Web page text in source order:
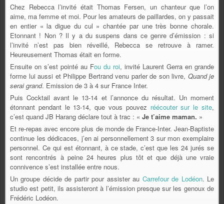
Chez Rebecca l’invité était Thomas Fersen, un chanteur que l’on
aime, ma femme et moi. Pour les amateurs de paillardes, on y passait
en entier « la digue du cul » chantée par une très bonne chorale.
Etonnant ! Non ? Il y a du suspens dans ce genre d’émission : si
l’invité n’est pas bien réveillé, Rebecca se retrouve à ramer.
Heureusement Thomas était en forme.
Ensuite on s’est pointé au Fou du roi, invité Laurent Gerra en grande
forme lui aussi et Philippe Bertrand venu parler de son livre, Quand je
serai grand. Emission de 3 à 4 sur France Inter.
Puis Cocktail avant le 13-14 et l’annonce du résultat. Un moment
étonnant pendant le 13-14, que vous pouvez réécouter sur le site,
c’est quand JB Harang déclare tout à trac : « Je t’aime maman. »
Et re-repas avec encore plus de monde de France-Inter. Jean-Baptiste
continue les dédicaces, j’en ai personnellement 3 sur mon exemplaire
personnel. Ce qui est étonnant, à ce stade, c’est que les 24 jurés se
sont rencontrés à peine 24 heures plus tôt et que déjà une vraie
connivence s’est installée entre nous.
Un groupe décide de partir pour assister au Carrefour de Lodéon. Le
studio est petit, ils assisteront à l’émission presque sur les genoux de
Frédéric Lodéon.